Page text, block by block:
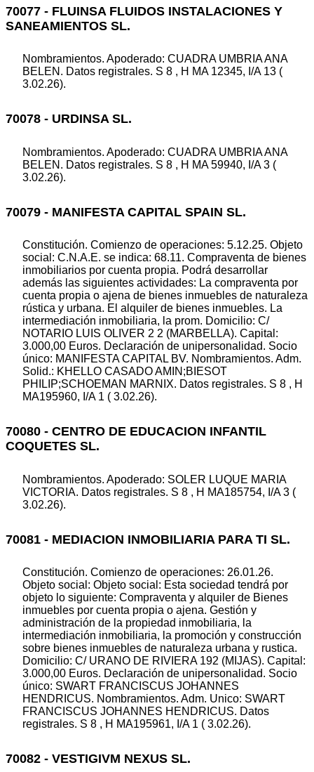
70077 - FLUINSA FLUIDOS INSTALACIONES Y
SANEAMIENTOS SL.
Nombramientos. Apoderado: CUADRA UMBRIA ANA
BELEN. Datos registrales. S 8 , H MA 12345, I/A 13 (
3.02.26).
70078 - URDINSA SL.
Nombramientos. Apoderado: CUADRA UMBRIA ANA
BELEN. Datos registrales. S 8 , H MA 59940, I/A 3 (
3.02.26).
70079 - MANIFESTA CAPITAL SPAIN SL.
Constitución. Comienzo de operaciones: 5.12.25. Objeto
social: C.N.A.E. se indica: 68.11. Compraventa de bienes
inmobiliarios por cuenta propia. Podrá desarrollar
además las siguientes actividades: La compraventa por
cuenta propia o ajena de bienes inmuebles de naturaleza
rústica y urbana. El alquiler de bienes inmuebles. La
intermediación inmobiliaria, la prom. Domicilio: C/
NOTARIO LUIS OLIVER 2 2 (MARBELLA). Capital:
3.000,00 Euros. Declaración de unipersonalidad. Socio
único: MANIFESTA CAPITAL BV. Nombramientos. Adm.
Solid.: KHELLO CASADO AMIN;BIESOT
PHILIP;SCHOEMAN MARNIX. Datos registrales. S 8 , H
MA195960, I/A 1 ( 3.02.26).
70080 - CENTRO DE EDUCACION INFANTIL
COQUETES SL.
Nombramientos. Apoderado: SOLER LUQUE MARIA
VICTORIA. Datos registrales. S 8 , H MA185754, I/A 3 (
3.02.26).
70081 - MEDIACION INMOBILIARIA PARA TI SL.
Constitución. Comienzo de operaciones: 26.01.26.
Objeto social: Objeto social: Esta sociedad tendrá por
objeto lo siguiente: Compraventa y alquiler de Bienes
inmuebles por cuenta propia o ajena. Gestión y
administración de la propiedad inmobiliaria, la
intermediación inmobiliaria, la promoción y construcción
sobre bienes inmuebles de naturaleza urbana y rustica.
Domicilio: C/ URANO DE RIVIERA 192 (MIJAS). Capital:
3.000,00 Euros. Declaración de unipersonalidad. Socio
único: SWART FRANCISCUS JOHANNES
HENDRICUS. Nombramientos. Adm. Unico: SWART
FRANCISCUS JOHANNES HENDRICUS. Datos
registrales. S 8 , H MA195961, I/A 1 ( 3.02.26).
70082 - VESTIGIVM NEXUS SL.